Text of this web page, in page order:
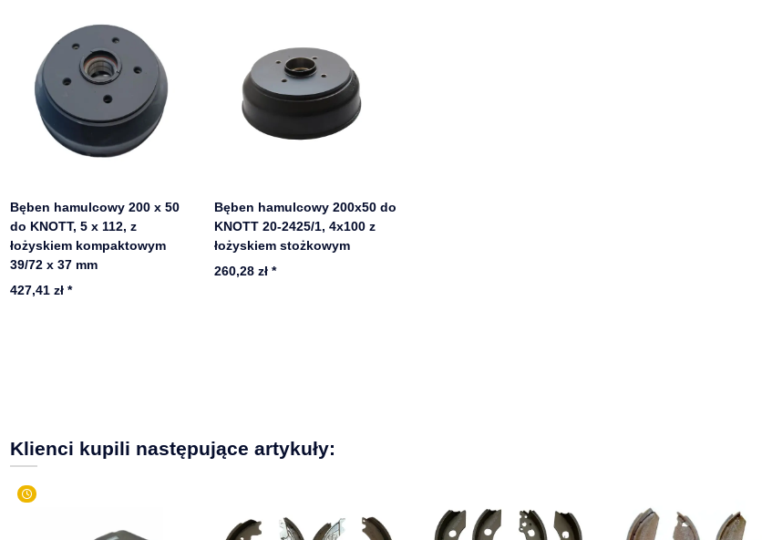
Bęben hamulcowy 200 x 50
do KNOTT, 5 x 112, z
łożyskiem kompaktowym
39/72 x 37 mm
427,41 zł*
Bęben hamulcowy 200x50 do
KNOTT 20-2425/1, 4x100 z
łożyskiem stożkowym
260,28 zł*
Klienci kupili następujące artykuły: